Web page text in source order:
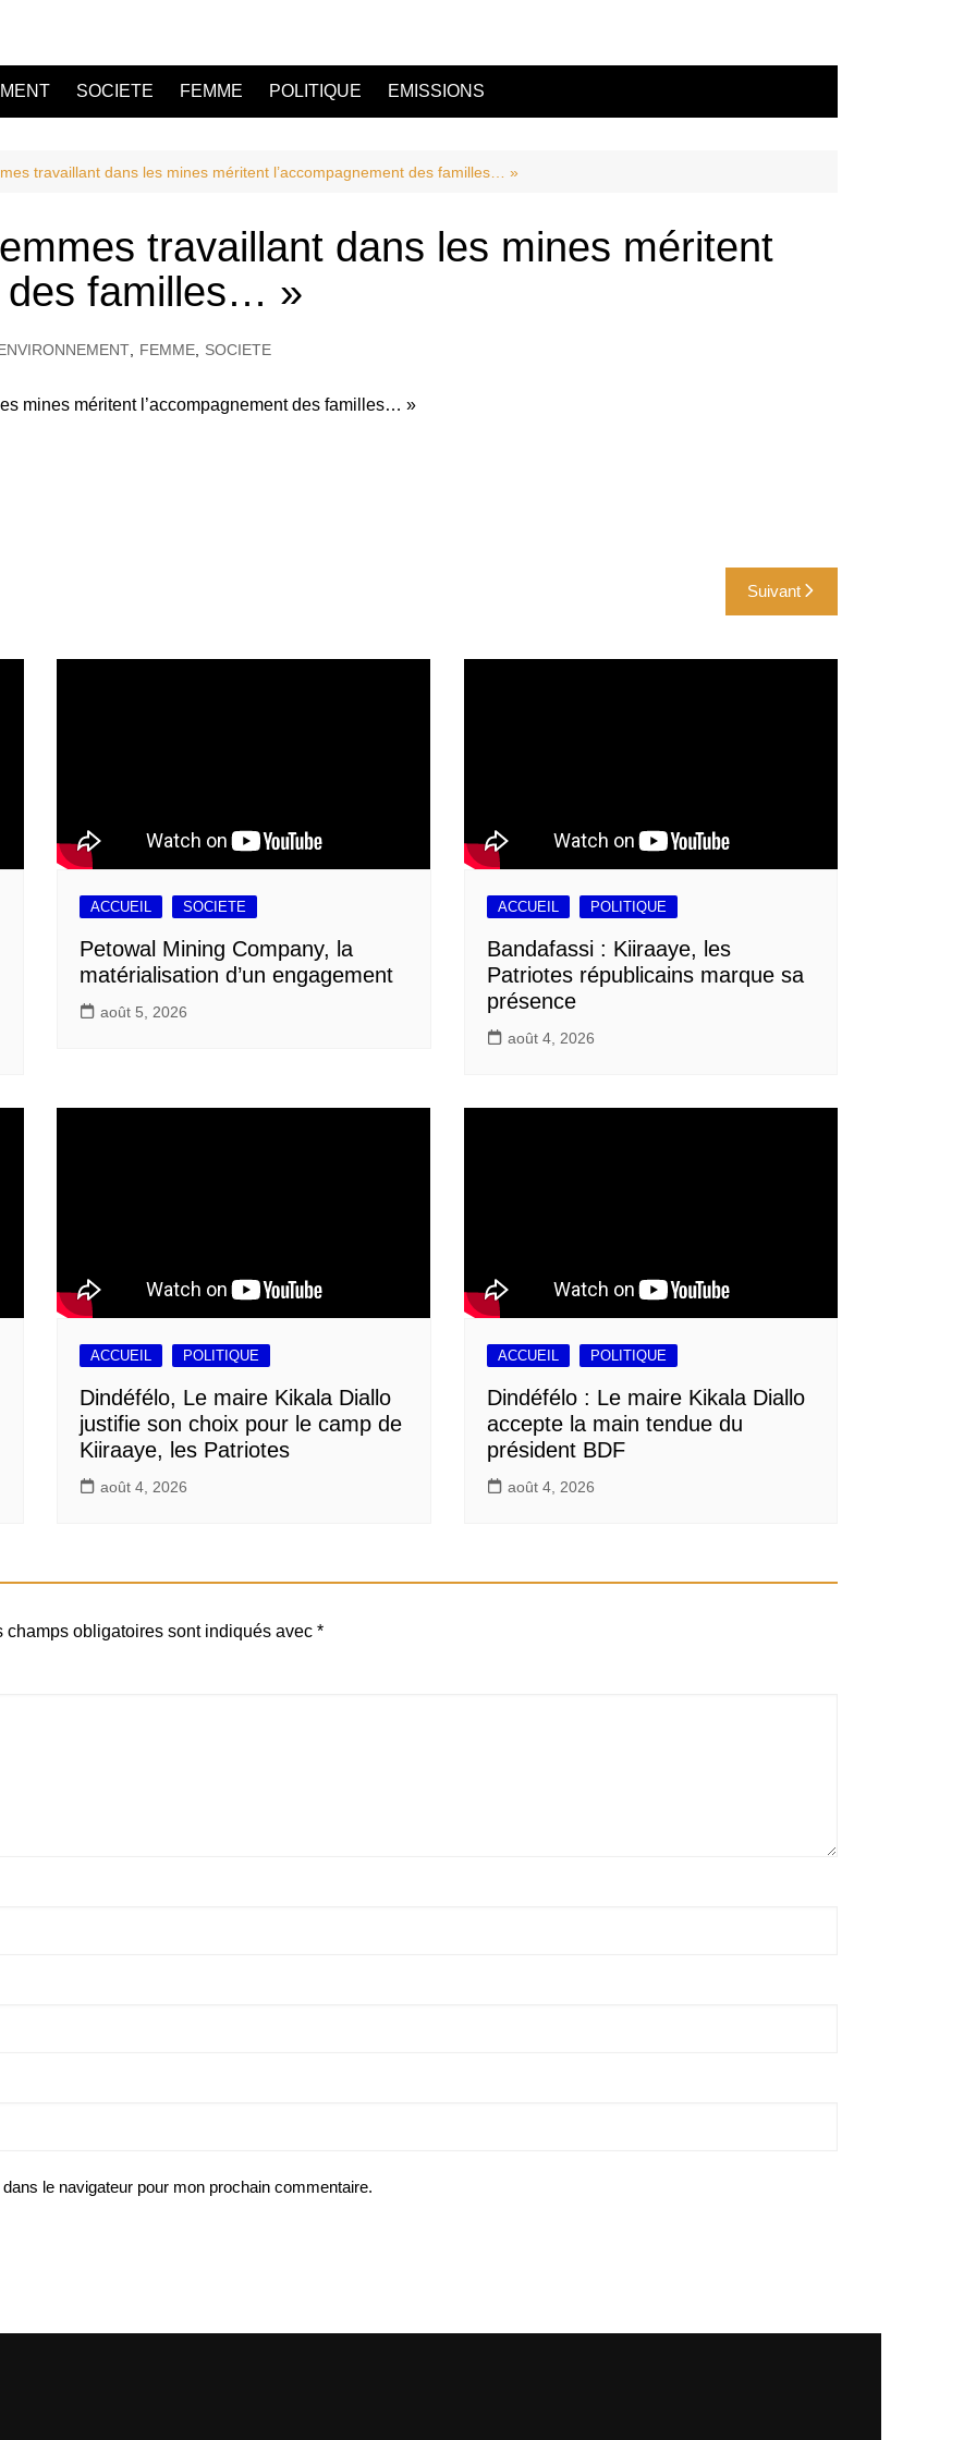
SOCIETE FEMME POLITIQUE EMISSIONS
travaillant dans les mines méritent l’accompagnement des familles… »
travaillant dans les mines méritent
des familles… »
FEMME SOCIETE
Suivant
ACCUEIL SOCIETE
Petowal Mining Company, la
matérialisation d’un engagement
août 5, 2026
ACCUEIL POLITIQUE
Bandafassi : Kiiraaye, les
Patriotes républicains marque sa
présence
août 4, 2026
ACCUEIL POLITIQUE
Dindéfélo, Le maire Kikala Diallo
justifie son choix pour le camp de
Kiiraaye, les Patriotes
août 4, 2026
ACCUEIL POLITIQUE
Dindéfélo : Le maire Kikala Diallo
accepte la main tendue du
président BDF
août 4, 2026
champs obligatoires sont indiqués avec *
le navigateur pour mon prochain commentaire.